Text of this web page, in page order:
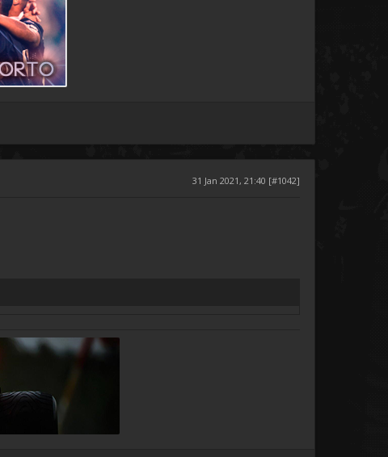
31 Jan 2021, 21:40 [#1042]